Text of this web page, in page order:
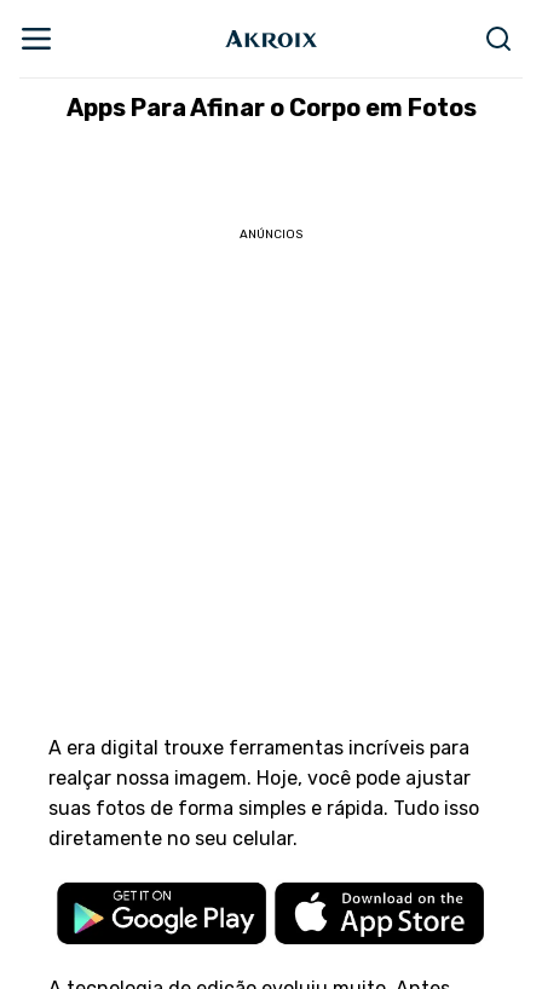
Apps Para Afinar o Corpo em Fotos
ANÚNCIOS
A era digital trouxe ferramentas incríveis para
realçar nossa imagem. Hoje, você pode ajustar
suas fotos de forma simples e rápida. Tudo isso
diretamente no seu celular.